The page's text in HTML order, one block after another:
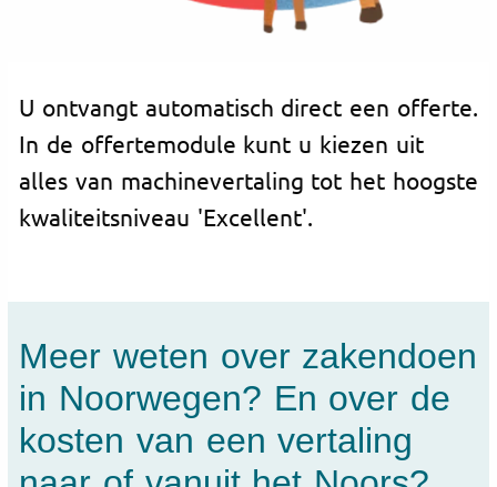
U ontvangt automatisch direct een offerte.
In de offertemodule kunt u kiezen uit
alles van machinevertaling tot het hoogste
kwaliteitsniveau 'Excellent'.
Meer weten over zakendoen
in Noorwegen? En over de
kosten van een vertaling